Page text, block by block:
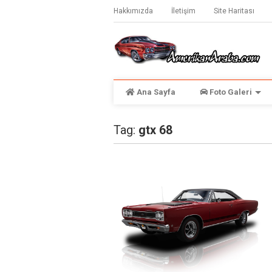
Hakkımızda İletişim Site Haritası
Ana Sayfa Foto Galeri
Tag: gtx 68